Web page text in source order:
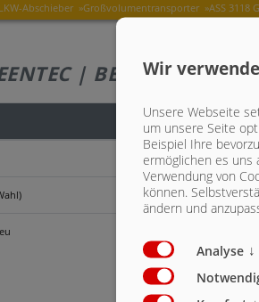
LKW-Abschieber »Großvolumentransporter »ASS 3118
| BEREIFUNG
Wir
Unsere Webseite
um unsere Seite
Beispiel Ihre
ermöglichen es uns
Verwendung von
können.
ändern und
Analyse ↓